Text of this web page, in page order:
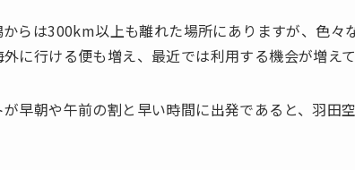
らは300km以上も離れた場所にありますが、色々
に行ける便も増え、最近では利用する機会が増えて
早朝や午前の割と早い時間に出発であると、羽田